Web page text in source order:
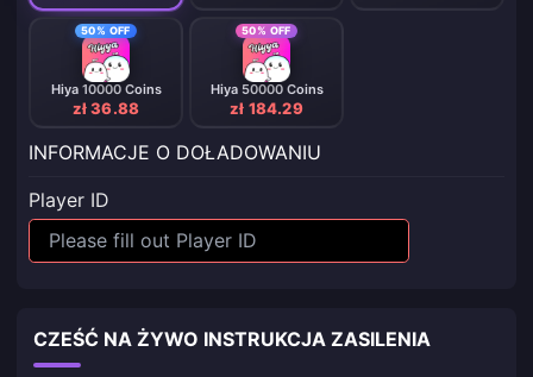
50% OFF
Hiya 10000 Coins
zł 36.88
50% OFF
Hiya 50000 Coins
zł 184.29
INFORMACJE O DOŁADOWANIU
Player ID
CZEŚĆ NA ŻYWO INSTRUKCJA ZASILENIA